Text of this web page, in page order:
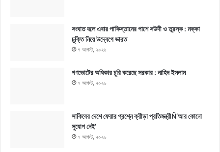
সংঘাত হলে এবার পাকিস্তানের পাশে সউদী ও তুরস্ক : মক্কা
চুক্তি নিয়ে উদ্বেগে ভারত
৭ আগস্ট, ২০২৬
গণভোটের অধিকার চুরি করেছে সরকার : নাহিদ ইসলাম
৭ আগস্ট, ২০২৬
সাকিবের দেশে ফেরার প্রশ্নে ক্রীড়া প্রতিমন্ত্রীÑ‘আর কোনো
সুযোগ নেই’
৭ আগস্ট, ২০২৬